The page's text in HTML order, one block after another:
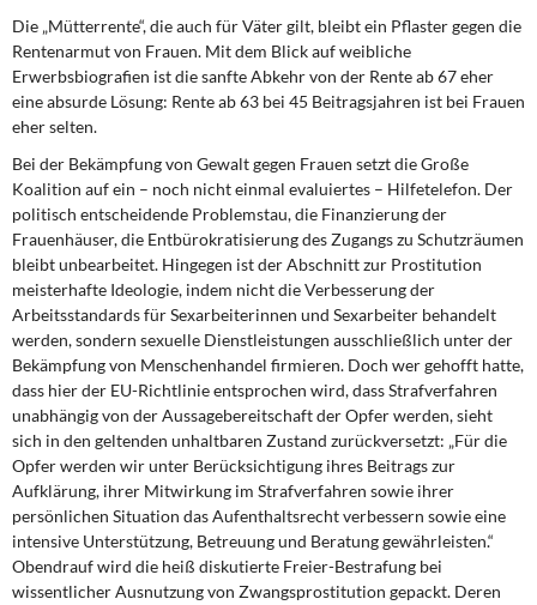
Die „Mütterrente“, die auch für Väter gilt, bleibt ein Pflaster gegen die
Rentenarmut von Frauen. Mit dem Blick auf weibliche
Erwerbsbiografien ist die sanfte Abkehr von der Rente ab 67 eher
eine absurde Lösung: Rente ab 63 bei 45 Beitragsjahren ist bei Frauen
eher selten.
Bei der Bekämpfung von Gewalt gegen Frauen setzt die Große
Koalition auf ein – noch nicht einmal evaluiertes – Hilfetelefon. Der
politisch entscheidende Problemstau, die Finanzierung der
Frauenhäuser, die Entbürokratisierung des Zugangs zu Schutzräumen
bleibt unbearbeitet. Hingegen ist der Abschnitt zur Prostitution
meisterhafte Ideologie, indem nicht die Verbesserung der
Arbeitsstandards für Sexarbeiterinnen und Sexarbeiter behandelt
werden, sondern sexuelle Dienstleistungen ausschließlich unter der
Bekämpfung von Menschenhandel firmieren. Doch wer gehofft hatte,
dass hier der EU-Richtlinie entsprochen wird, dass Strafverfahren
unabhängig von der Aussagebereitschaft der Opfer werden, sieht
sich in den geltenden unhaltbaren Zustand zurückversetzt: „Für die
Opfer werden wir unter Berücksichtigung ihres Beitrags zur
Aufklärung, ihrer Mitwirkung im Strafverfahren sowie ihrer
persönlichen Situation das Aufenthaltsrecht verbessern sowie eine
intensive Unterstützung, Betreuung und Beratung gewährleisten.“
Obendrauf wird die heiß diskutierte Freier-Bestrafung bei
wissentlicher Ausnutzung von Zwangsprostitution gepackt. Deren